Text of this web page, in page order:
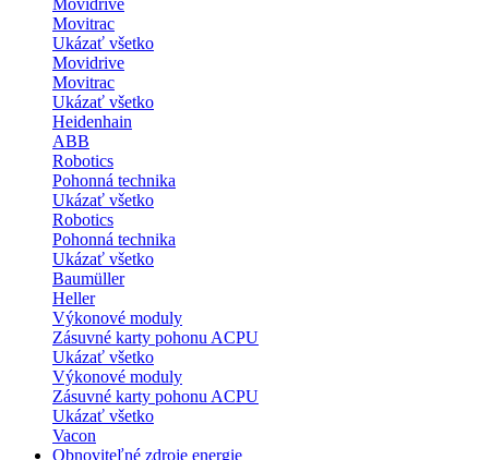
Movidrive
Movitrac
Ukázať všetko
Movidrive
Movitrac
Ukázať všetko
Heidenhain
ABB
Robotics
Pohonná technika
Ukázať všetko
Robotics
Pohonná technika
Ukázať všetko
Baumüller
Heller
Výkonové moduly
Zásuvné karty pohonu ACPU
Ukázať všetko
Výkonové moduly
Zásuvné karty pohonu ACPU
Ukázať všetko
Vacon
Obnoviteľné zdroje energie